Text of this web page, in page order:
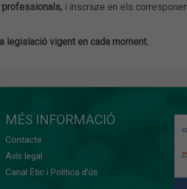
professionals,i inscriure en els
legislació vigent en cada moment.
MÉS INFORMACIÓ
Contacte
Avís legal
Canal Ètic i Política d’ús